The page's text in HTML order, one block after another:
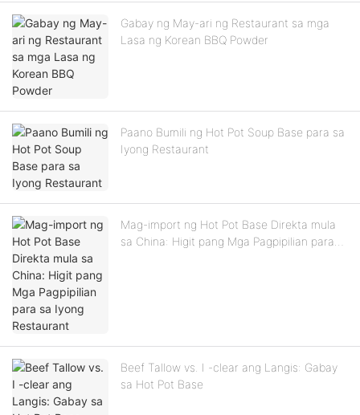
Gabay ng May-ari ng Restaurant sa mga
Lasa ng Korean BBQ Powder
Paano Bumili ng Hot Pot Soup Base para sa
Iyong Restaurant
Mag-import ng Hot Pot Base Direkta mula
sa China: Higit pang Mga Pagpipilian para
Beef Tallow vs. I -clear ang Langis: Gabay
sa Hot Pot Base